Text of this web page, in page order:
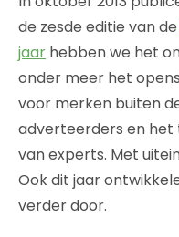
de zesde editie van de
jaar hebben we het
onder meer het
voor merken buiten
adverteerders en het
van experts. Met
Ook dit jaar
verder door.